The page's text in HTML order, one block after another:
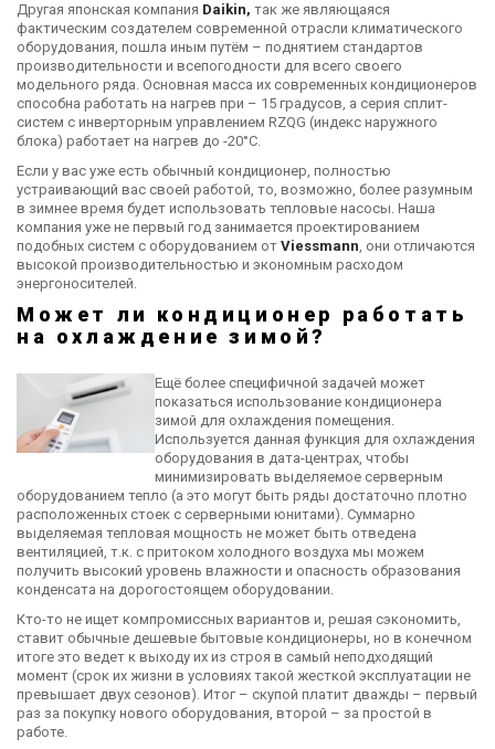
Другая японская компания Daikin, так же являющаяся
фактическим создателем современной отрасли климатического
оборудования, пошла иным путём – поднятием стандартов
производительности и всепогодности для всего своего
модельного ряда. Основная масса их современных кондиционеров
способна работать на нагрев при – 15 градусов, а серия сплит-
систем с инверторным управлением RZQG (индекс наружного
блока) работает на нагрев до -20°С.
Если у вас уже есть обычный кондиционер, полностью
устраивающий вас своей работой, то, возможно, более разумным
в зимнее время будет использовать тепловые насосы. Наша
компания уже не первый год занимается проектированием
подобных систем с оборудованием от Viessmann, они отличаются
высокой производительностью и экономным расходом
энергоносителей.
Может ли кондиционер работать
на охлаждение зимой?
Ещё более специфичной задачей может
показаться использование кондиционера
зимой для охлаждения помещения.
Используется данная функция для охлаждения
оборудования в дата-центрах, чтобы
минимизировать выделяемое серверным
оборудованием тепло (а это могут быть ряды достаточно плотно
расположенных стоек с серверными юнитами). Суммарно
выделяемая тепловая мощность не может быть отведена
вентиляцией, т.к. с притоком холодного воздуха мы можем
получить высокий уровень влажности и опасность образования
конденсата на дорогостоящем оборудовании.
Кто-то не ищет компромиссных вариантов и, решая сэкономить,
ставит обычные дешевые бытовые кондиционеры, но в конечном
итоге это ведет к выходу их из строя в самый неподходящий
момент (срок их жизни в условиях такой жесткой эксплуатации не
превышает двух сезонов). Итог – скупой платит дважды – первый
раз за покупку нового оборудования, второй – за простой в
работе.